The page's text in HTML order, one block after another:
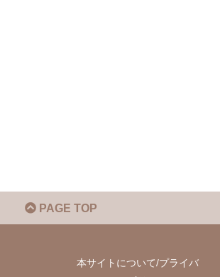
PAGE TOP
本サイトについて/プライバ